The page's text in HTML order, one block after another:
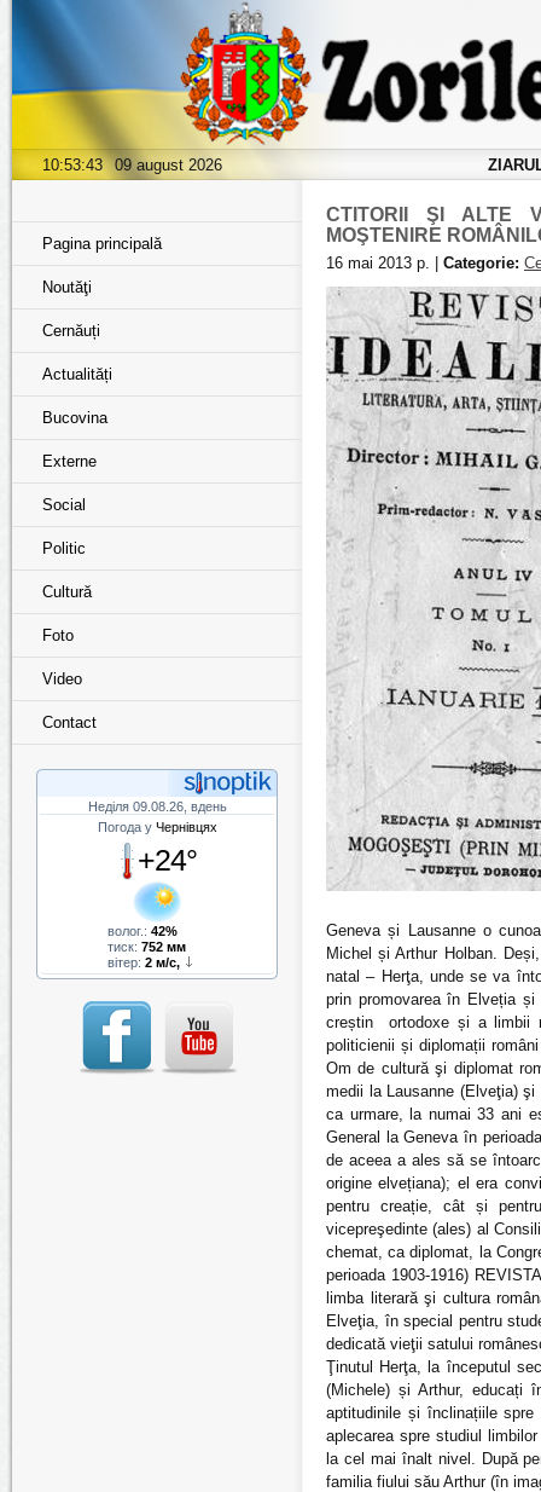
10:53:45 09 august 2026
Pagina principală
Noutăţi
Cernăuți
Actualități
Bucovina
Externe
Social
Politic
Cultură
Foto
Video
Contact
Неділя 09.08.26, вдень
Погода у Чернівцях
+24°
волог.: 42%
тиск: 752 мм
вітер: 2 м/с,
CTITORII ŞI ALTE
MOŞTENIRE
16 mai 2013 р. | Categorie:
Geneva și Lausanne o
Michel și Arthur Holban.
natal – Herţa, unde se va
prin promovarea în Elveția
creștin ortodoxe și a limbii
politicienii și diplomații
Om de cultură şi diplomat
medii la Lausanne (Elveţia) şi
ca urmare, la numai 33 ani
General la Geneva în
de aceea a ales să se
origine elvețiana); el era
pentru creație, cât și
vicepreşedinte (ales) al
chemat, ca diplomat, la
perioada 1903-1916)
limba literară şi cultura
Elveţia, în special pentru
dedicată vieţii satului
Ţinutul Herţa, la începutul
(Michele) și Arthur, educați
aptitudinile și înclinațiile
aplecarea spre studiul
la cel mai înalt nivel. După
familia fiului său Arthur (în